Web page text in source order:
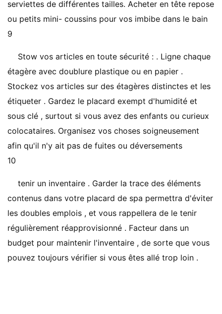
serviettes de différentes tailles. Acheter en tête repose
ou petits mini- coussins pour vos imbibe dans le bain
9
Stow vos articles en toute sécurité : . Ligne chaque
étagère avec doublure plastique ou en papier .
Stockez vos articles sur des étagères distinctes et les
étiqueter . Gardez le placard exempt d'humidité et
sous clé , surtout si vous avez des enfants ou curieux
colocataires. Organisez vos choses soigneusement
afin qu'il n'y ait pas de fuites ou déversements
10
tenir un inventaire . Garder la trace des éléments
contenus dans votre placard de spa permettra d'éviter
les doubles emplois , et vous rappellera de le tenir
régulièrement réapprovisionné . Facteur dans un
budget pour maintenir l'inventaire , de sorte que vous
pouvez toujours vérifier si vous êtes allé trop loin .